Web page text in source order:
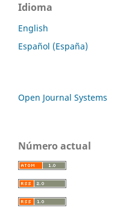
Idioma
English
Español (España)
Open Journal Systems
Número actual